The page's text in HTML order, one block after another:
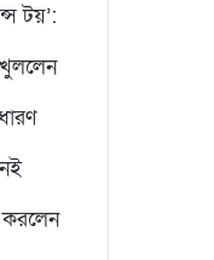
টয়’:
করলেন